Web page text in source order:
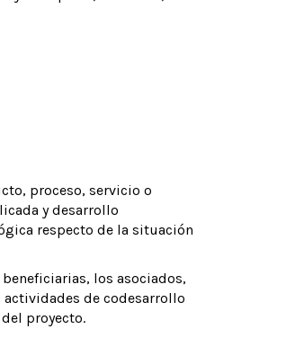
proceso, servicio o
y desarrollo
respecto de la situación
los asociados,
actividades de codesarrollo
proyecto.